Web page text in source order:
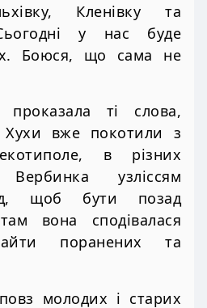
Кленівку та
у нас буде
Боюся, що сама не
ті слова,
Хухи вже покотили з
в різних
узліссям
щоб бути позад
вона сподівалася
поранених та
молодих і старих